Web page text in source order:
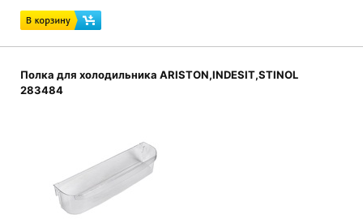
Полка для холодильника ARISTON,INDESIT,STINOL
283484